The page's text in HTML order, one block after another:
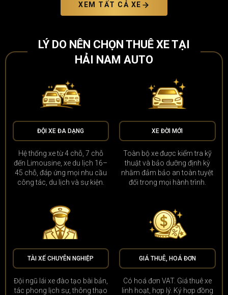
XEM TẤT CẢ XE
LÝ DO NÊN CHỌN THUÊ XE TẠI
HẢI NAM AUTO
ĐỘI XE ĐA DẠNG
Hệ thống xe từ 4 chỗ, 7 chỗ
đến Limousine, xe du lịch 16–
45 chỗ, đáp ứng mọi nhu cầu
công tác, du lịch và sự kiện.
XE ĐỜI MỚI
Toàn bộ xe được kiểm tra kỹ
thuật và bảo dưỡng định kỳ
nhằm đảm bảo an toàn tuyệt
đối trong mọi hành trình.
TÀI XẾ CHUYÊN NGHIỆP
Đội ngũ lái xe đào tạo bài bản,
tác phong lịch sự, thông thạo
GIÁ THUÊ, HOÁ ĐƠN
Có hoá đơn VAT. Giá thuê xe
linh hoạt, hợp lý. Ký hợp đồng